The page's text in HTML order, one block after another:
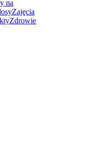
na
Zajęcia
Zdrowie